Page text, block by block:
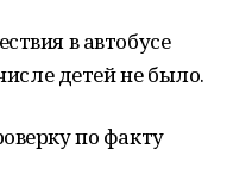
в автобусе
детей не было.
по факту